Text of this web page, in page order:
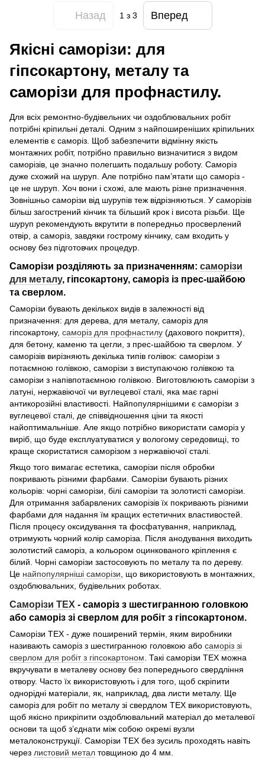
Назад 1з 3 Вперед
Якісні саморізи: для
гіпсокартону, металу та
саморізи для профнастилу.
Для всіх ремонтно-будівельних чи оздоблювальних робіт
потрібні кріпильні деталі. Одним з найпоширеніших кріпильних
елементів є саморіз. Щоб забезпечити відмінну якість
монтажних робіт, потрібно правильно визначитися з видом
саморізів, це значно полегшить подальшу роботу. Саморіз
дуже схожий на шуруп. Але потрібно пам’ятати що саморіз -
це не шуруп. Хоч вони і схожі, але мають різне призначення.
Зовнішньо саморізи від шурупів теж відрізняються. У саморізів
більш загострений кінчик та більший крок і висота різьби. Ще
шуруп рекомендують вкрутити в попередньо просверлений
отвір, а саморіз, завдяки гострому кінчику, сам входить у
основу без підготовчих процедур.
Саморізи розділяють за призначенням: саморізи
для металу, гіпсокартону, саморіз із прес-шайбою
та сверлом.
Саморізи бувають декількох видів в залежності від
призначення: для дерева, для металу, саморіз для
гіпсокартону, саморіз для профнастилу (дахового покриття),
для бетону, каменю та цегли, з прес-шайбою та сверлом. У
саморізів вирізняють декілька типів голівок: саморізи з
потаємною голівкою, саморізи з виступаючою голівкою та
саморізи з напівпотаємною голівкою. Виготовлюють саморізи з
латуні, нержавіючої чи вуглецевої сталі, яка має гарні
антикорозійні властивості. Найпопулярнішими є саморізи з
вуглецевої сталі, де співвідношення ціни та якості
найоптимальніше. Але якщо потрібно використати саморіз у
виріб, що буде експлуатуватися у вологому середовищі, то
краще скористатися саморізом з нержавіючої сталі.
Якщо того вимагає естетика, саморізи після обробки
покривають різними фарбами. Саморізи бувають різних
кольорів: чорні саморізи, білі саморізи та золотисті саморізи.
Для отримання забарвлених саморізів їх покривають різними
фарбами для надання їм кращих естетичних властивостей.
Після процесу оксидування та фосфатування, наприклад,
отримують чорний колір саморіза. Після анодування виходить
золотистий саморіз, а кольором оцинкованого кріплення є
білий. Чорні саморізи застосовують по металу та по дереву.
Це найпопулярніші саморізи, що використовують в монтажних,
оздоблювальних, будівельних роботах.
Саморізи ТЕХ - саморіз з шестигранною головкою
або саморіз зі сверлом для робіт з гіпсокартоном.
Саморізи ТЕХ - дуже поширений термін, яким виробники
називають саморіз з шестигранною головкою або саморіз зі
сверлом для робіт з гіпсокартоном . Такі саморізи ТЕХ можна
вкручувати в металеву основу без попереднього свердління
отвору. Часто їх використовують і для того, щоб скріпити
однорідні матеріали, як, наприклад, два листи металу. Ще
саморіз для робіт по металу зі свердлом ТЕХ використовують,
щоб якісно прикріпити оздоблювальний матеріал до металевої
основи та щоб з’єднати між собою окремі вузли
металоконструкції. Саморізи ТЕХ без зусиль проходять навіть
через листовий метал товщиною до 4 мм.